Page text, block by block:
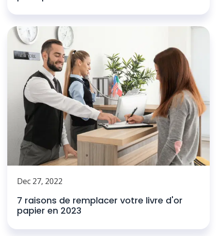
Dec 27, 2022
7 raisons de remplacer votre livre d'or
papier en 2023